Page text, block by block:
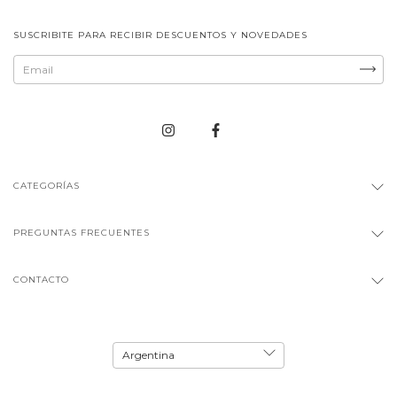
SUSCRIBITE PARA RECIBIR DESCUENTOS Y NOVEDADES
CATEGORÍAS
PREGUNTAS FRECUENTES
CONTACTO